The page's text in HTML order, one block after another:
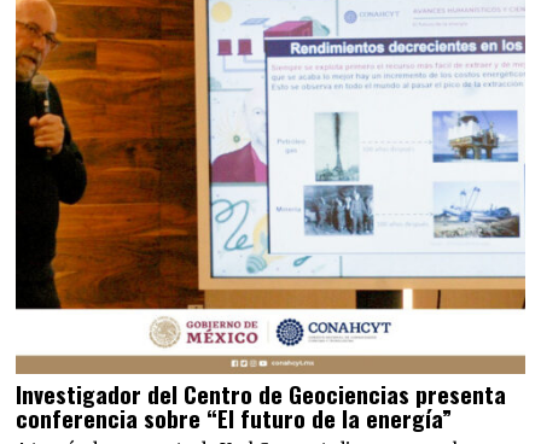
Investigador del Centro de Geociencias presenta
conferencia sobre “El futuro de la energía”